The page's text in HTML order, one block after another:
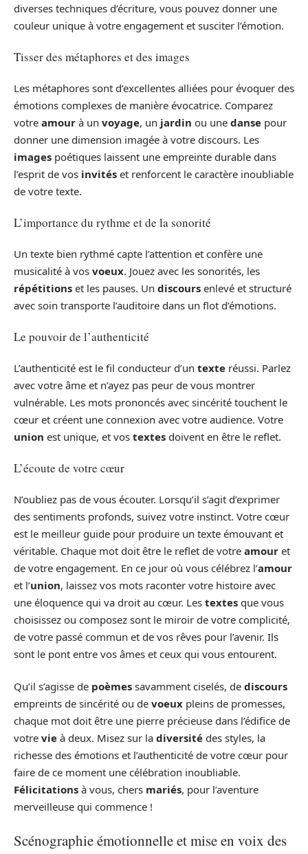
diverses techniques d’écriture, vous pouvez donner une
couleur unique à votre engagement et susciter l’émotion.
Tisser des métaphores et des images
Les métaphores sont d’excellentes alliées pour évoquer des
émotions complexes de manière évocatrice. Comparez
votre amour à un voyage, un jardin ou une danse pour
donner une dimension imagée à votre discours. Les
images poétiques laissent une empreinte durable dans
l’esprit de vos invités et renforcent le caractère inoubliable
de votre texte.
L’importance du rythme et de la sonorité
Un texte bien rythmé capte l’attention et confère une
musicalité à vos voeux. Jouez avec les sonorités, les
répétitions et les pauses. Un discours enlevé et structuré
avec soin transporte l’auditoire dans un flot d’émotions.
Le pouvoir de l’authenticité
L’authenticité est le fil conducteur d’un texte réussi. Parlez
avec votre âme et n’ayez pas peur de vous montrer
vulnérable. Les mots prononcés avec sincérité touchent le
cœur et créent une connexion avec votre audience. Votre
union est unique, et vos textes doivent en être le reflet.
L’écoute de votre cœur
N’oubliez pas de vous écouter. Lorsqu’il s’agit d’exprimer
des sentiments profonds, suivez votre instinct. Votre cœur
est le meilleur guide pour produire un texte émouvant et
véritable. Chaque mot doit être le reflet de votre amour et
de votre engagement. En ce jour où vous célébrez l’amour
et l’union, laissez vos mots raconter votre histoire avec
une éloquence qui va droit au cœur. Les textes que vous
choisissez ou composez sont le miroir de votre complicité,
de votre passé commun et de vos rêves pour l’avenir. Ils
sont le pont entre vos âmes et ceux qui vous entourent.
Qu’il s’agisse de poèmes savamment ciselés, de discours
empreints de sincérité ou de voeux pleins de promesses,
chaque mot doit être une pierre précieuse dans l’édifice de
votre vie à deux. Misez sur la diversité des styles, la
richesse des émotions et l’authenticité de votre cœur pour
faire de ce moment une célébration inoubliable.
Félicitations à vous, chers mariés, pour l’aventure
merveilleuse qui commence !
Scénographie émotionnelle et mise en voix des